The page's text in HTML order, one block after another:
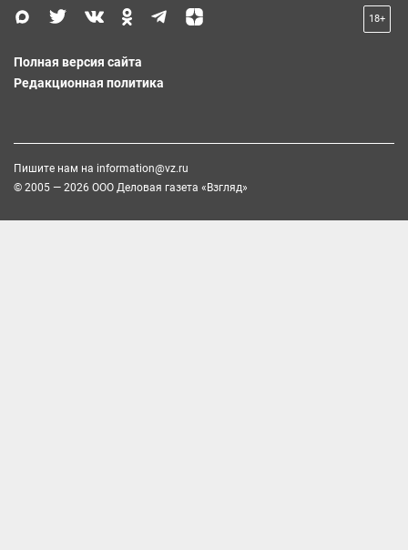
18+
Полная версия сайта
Редакционная политика
Пишите нам на information@vz.ru
© 2005 — 2026 ООО Деловая газета «Взгляд»